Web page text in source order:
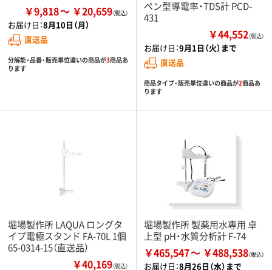
￥9,818 ￥20,659
お届け日：8月10日（月）
直送品
分解能・品番・販売単位違いの商品が3商品あ
ります
ペン型導電率・TDS計 PCD-
431
￥44,552（税込）
お届け日：9月1日（火）まで
直送品
商品タイプ・販売単位違いの商品が2商品あ
ります
堀場製作所 LAQUA ロングタ
イプ電極スタンド FA-70L 1個
65-0314-15（直送品）
￥40,169（税込）
堀場製作所 製薬用水専用 卓
上型 pH・水質分析計 F-74
￥465,547 ￥488,538
お届け日：8月26日（水）まで